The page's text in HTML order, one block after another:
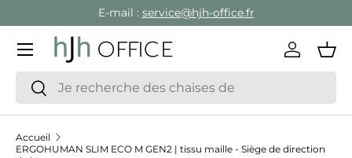
Aller au contenu
E-mail : service@hjh-office.fr
Recherche
Rechercher
Se
Menu
Accueil
ERGOHUMAN SLIM ECO M GEN2 | tissu maille - Siège de direction